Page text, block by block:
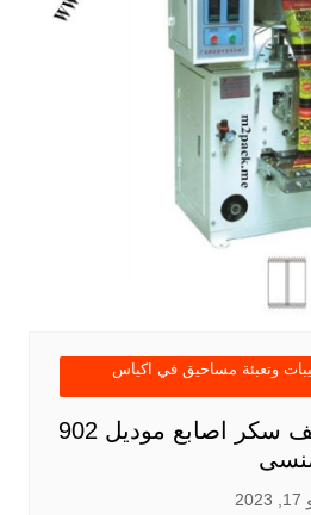
وتعبئة مساحيق في اكياس
ماكينة تعبئة وتغليف سكر اصابع موديل 902